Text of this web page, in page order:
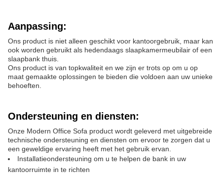
Aanpassing:
Ons product is niet alleen geschikt voor kantoorgebruik, maar kan
ook worden gebruikt als hedendaags slaapkamermeubilair of een
slaapbank thuis.
Ons product is van topkwaliteit en we zijn er trots op om u op
maat gemaakte oplossingen te bieden die voldoen aan uw unieke
behoeften.
Ondersteuning en diensten:
Onze Modern Office Sofa product wordt geleverd met uitgebreide
technische ondersteuning en diensten om ervoor te zorgen dat u
een geweldige ervaring heeft met het gebruik ervan.
Installatieondersteuning om u te helpen de bank in uw
kantoorruimte in te richten